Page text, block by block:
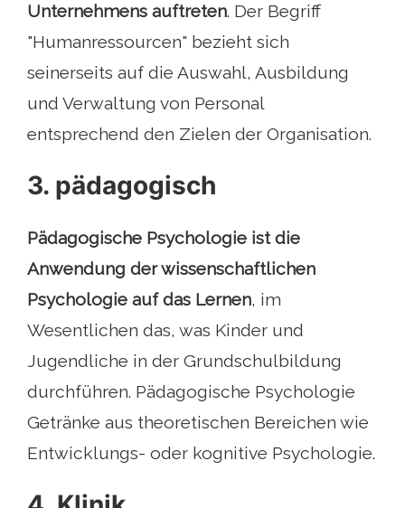
Unternehmens auftreten. Der Begriff
"Humanressourcen" bezieht sich
seinerseits auf die Auswahl, Ausbildung
und Verwaltung von Personal
entsprechend den Zielen der Organisation.
3. pädagogisch
Pädagogische Psychologie ist die
Anwendung der wissenschaftlichen
Psychologie auf das Lernen, im
Wesentlichen das, was Kinder und
Jugendliche in der Grundschulbildung
durchführen. Pädagogische Psychologie
Getränke aus theoretischen Bereichen wie
Entwicklungs- oder kognitive Psychologie.